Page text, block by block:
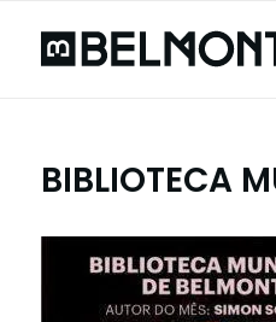
BIBLIOTECA